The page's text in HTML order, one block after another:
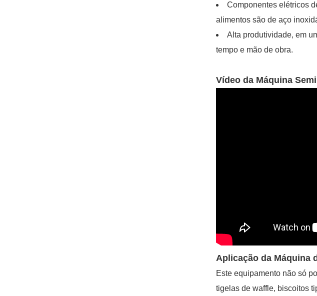
Componentes elétricos
alimentos são de aço
Alta produtividade, em
tempo e mão de obra.
Vídeo da Máquina
Aplicação da Máquina
Este equipamento não só
tigelas de waffle, biscoitos